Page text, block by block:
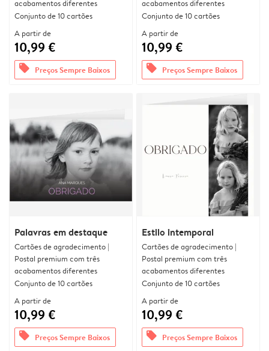
acabamentos diferentes
Conjunto de 10 cartões
A partir de
10,99 €
offers Preços Sempre Baixos
acabamentos diferentes
Conjunto de 10 cartões
A partir de
10,99 €
offers Preços Sempre Baixos
Palavras em destaque
Cartões de agradecimento |
Postal premium com três
acabamentos diferentes
Conjunto de 10 cartões
A partir de
10,99 €
offers Preços Sempre Baixos
Estilo intemporal
Cartões de agradecimento |
Postal premium com três
acabamentos diferentes
Conjunto de 10 cartões
A partir de
10,99 €
offers Preços Sempre Baixos